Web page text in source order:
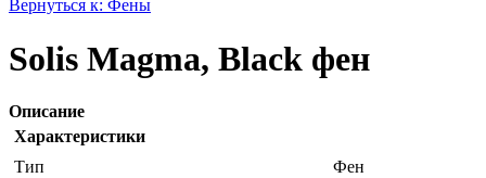
Вернуться к: Фены
Solis Magma, Black фен
Описание
Характеристики
Тип
Фен